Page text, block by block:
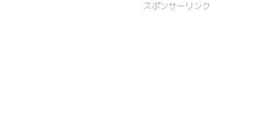
スポンサーリンク